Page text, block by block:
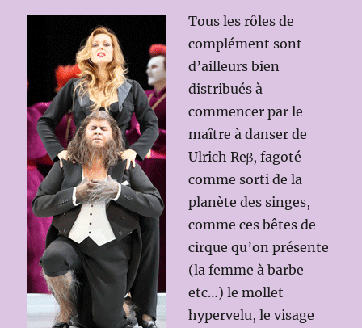
Tous les rôles de
complément sont
d’ailleurs bien
distribués à
commencer par le
maître à danser de
Ulrich Reβ, fagoté
comme sorti de la
planète des singes,
comme ces bêtes de
cirque qu’on présente
(la femme à barbe
etc…) le mollet
hypervelu, le visage